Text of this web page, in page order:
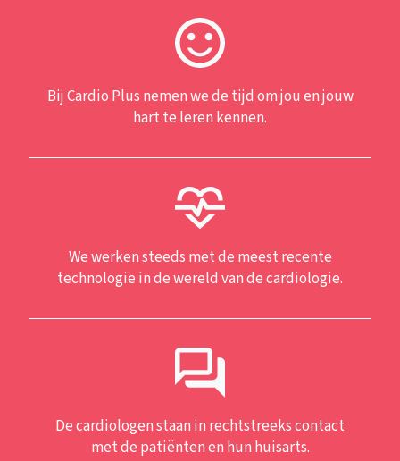
Bij Cardio Plus nemen we de tijd om jou en jouw
hart te leren kennen.
We werken steeds met de meest recente
technologie in de wereld van de cardiologie.
De cardiologen staan in rechtstreeks contact
met de patiënten en hun huisarts.